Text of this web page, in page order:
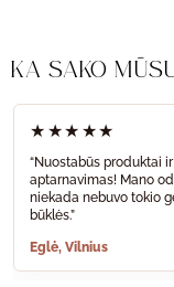
KĄ SAKO
★★★★★
“Nuostabūs produktai
aptarnavimas! Mano
niekada nebuvo tokio
būklės.”
Eglė, Vilnius